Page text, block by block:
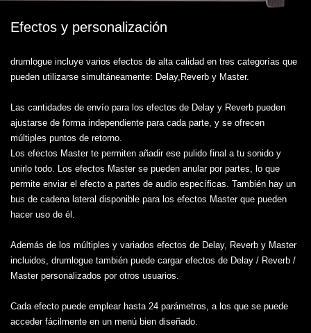
Efectos y personalización
drumlogue incluye varios efectos de alta calidad en tres categorías que
pueden utilizarse simultáneamente: Delay,Reverb y Master.
Las cantidades de envío para los efectos de Delay y Reverb pueden
ajustarse de forma independiente para cada parte, y se ofrecen
múltiples puntos de retorno.
Los efectos Master te permiten añadir ese pulido final a tu sonido y
unirlo todo. Los efectos Master se pueden anular por partes, lo que
permite enviar el efecto a partes de audio específicas. También hay un
bus de cadena lateral disponible para los efectos Master que pueden
hacer uso de él.
Además de los múltiples y variados efectos de Delay, Reverb y Master
incluidos, drumlogue también puede cargar efectos de Delay / Reverb /
Master personalizados por otros usuarios.
Cada efecto puede emplear hasta 24 parámetros, a los que se puede
acceder fácilmente en un menú bien diseñado.